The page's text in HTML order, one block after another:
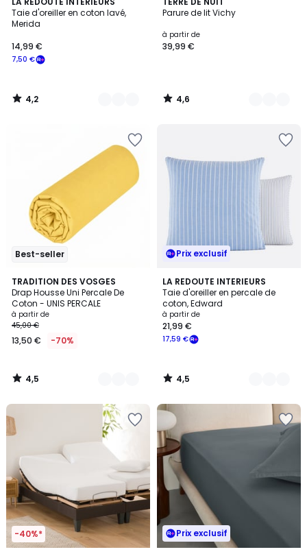
Taie d'oreiller en coton lavé,
Merida
7,50 €
14,99 €
/ 5
4
Couleurs
4,2
/
Parure de lit Vichy
à partir de
39,99 €
/ 5
9
Couleurs
4,6
/
Best-seller
TRADITION DES VOSGES
Drap Housse Uni Percale De
Coton - UNIS PERCALE
à partir de
45,00 €
13,50 € -70%
4,5
/ 5
22
Couleurs
4,5
/
Prix exclusif
LA REDOUTE INTERIEURS
Taie d'oreiller en percale de
coton, Edward
à partir de
17,59 €
21,99 €
4,5
/ 5
2
Couleurs
4,5
/
-40%* Prix exclusif